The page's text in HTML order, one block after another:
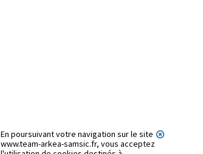
En poursuivant votre navigation sur le site
www.team-arkea-samsic.fr, vous acceptez